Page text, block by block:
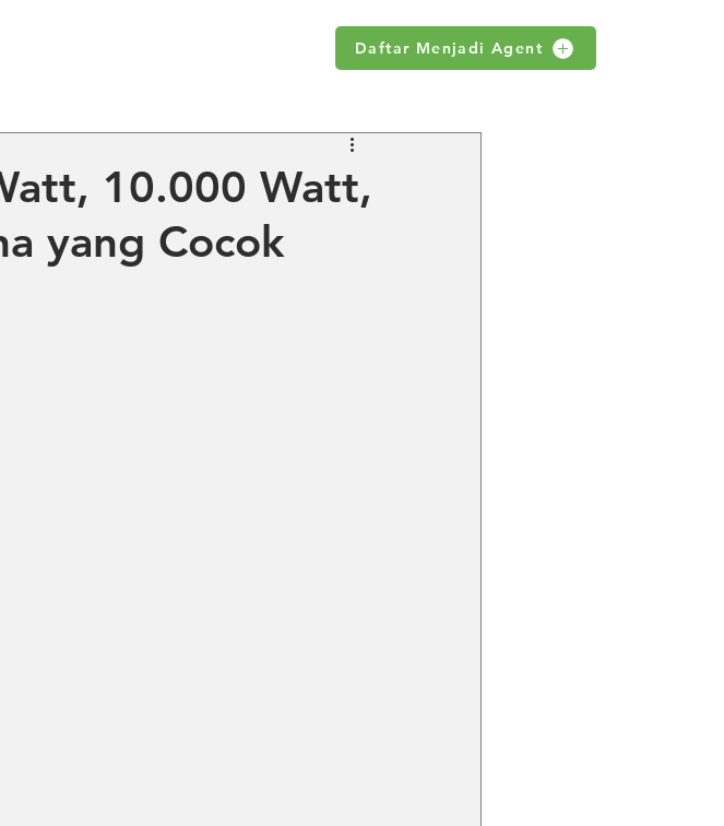
Daftar Menjadi Agent
10.000 Watt,
yang Cocok